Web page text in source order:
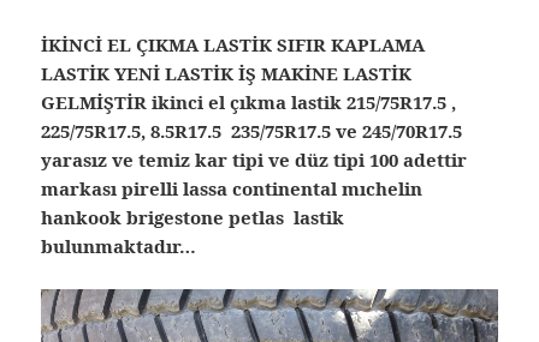
İKİNCİ EL ÇIKMA LASTİK SIFIR KAPLAMA
LASTİK YENİ LASTİK İŞ MAKİNE LASTİK
GELMİŞTİR ikinci el çıkma lastik 215/75R17.5 ,
225/75R17.5, 8.5R17.5 235/75R17.5 ve 245/70R17.5
yarasız ve temiz kar tipi ve düz tipi 100 adettir
markası pirelli lassa continental mıchelin
hankook brigestone petlas lastik
bulunmaktadır…